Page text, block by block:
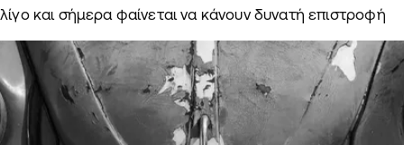
λίγο και σήμερα φαίνεται να κάνουν δυνατή επιστροφή